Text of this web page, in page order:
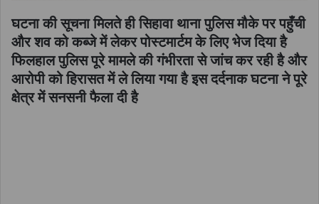
घटना की सूचना मिलते ही सिहावा थाना पुलिस मौके पर पहुँची
और शव को कब्जे में लेकर पोस्टमार्टम के लिए भेज दिया है
फिलहाल पुलिस पूरे मामले की गंभीरता से जांच कर रही है और
आरोपी को हिरासत में ले लिया गया है इस दर्दनाक घटना ने पूरे
क्षेत्र में सनसनी फैला दी है